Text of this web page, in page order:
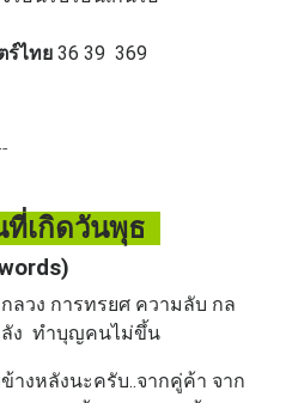
ร์ไทย 36 39 369
เกิดวันพุธ
วง การทรยศ ความลับ กล
ลัง ทำบุญคนไม่ขึ้น
างหลังนะครับ..จากคู่ค้า จาก